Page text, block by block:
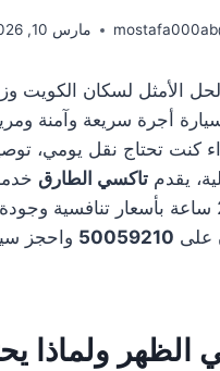
مارس 10, 2026
الأمثل لسكان الكويت
أجرة سريعة وآمنة
كنت تحتاج نقل يومي،
يقدم تاكسي الطارق
احترافية 24 ساعة بأسعار تنافسية
على 50059210 واحجز
الظهر ولماذا